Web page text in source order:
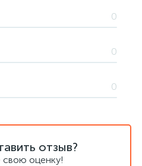
отзыв?
свою оценку!
0
0
0